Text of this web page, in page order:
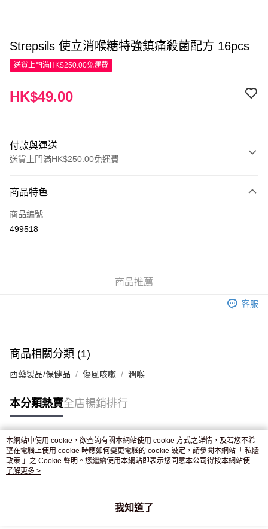
Strepsils 使立消喉糖特強鎮痛殺菌配方 16pcs
送貨上門滿HK$250.00免運費
HK$49.00
付款與運送
送貨上門滿HK$250.00免運費
信用卡
Apple Pay
商品特色
商品編號
499518
商品推薦
客服
商品相關分類 (1)
西藥製品/保健品 傷風咳嗽 潤喉
本分類熱賣全店暢銷排行
熱門標籤
熱銷排行
本網站中使用 cookie，欲查詢有關本網站使用 cookie 方式之詳情，及若您不希
望在電腦上使用 cookie 時應如何變更電腦的 cookie 設定，請參閱本網站「 私隱
政策 」之 Cookie 聲明。您繼續使用本網站即表示您同意本公司得按本網站使用
條款之 Cookie 聲明使用 cookie。
了解更多 >
我知道了